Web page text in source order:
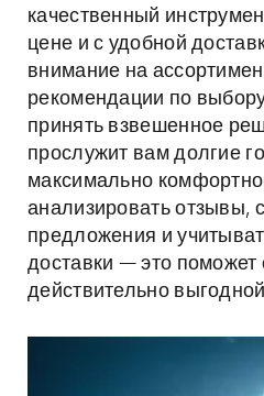
качественный
цене и с удобной
внимание на
рекомендации по
принять взвешенное
прослужит вам долгие
максимально
анализировать отзывы,
предложения и
доставки — это поможет
действительно